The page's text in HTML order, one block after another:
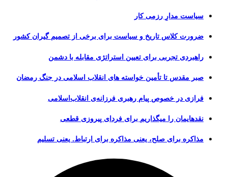
سیاست مدارِ رزمی کار
ضرورت کلاس تاریخ و سیاست برای برخی از تصمیم گیران کشور
راهبردی تجربی برای تعیین استراتژی مقابله با دشمن
صبر مقدس تا تأمین خواسته های انقلاب اسلامی در جنگ رمضان
فرازی در خصوص پیام رهبری فرزانه‌ی انقلاب‌اسلامی
نقدهایمان را میگذاریم برای فردای پیروزی قطعی
مذاکره برای صلح، یعنی مذاکره برای ارتباط. یعنی تسلیم